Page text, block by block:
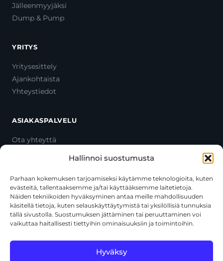
Hallinnoi suostumusta
Parhaan kokemuksen tarjoamiseksi käytämme teknologioita, kuten
evästeitä, tallentaaksemme ja/tai käyttääksemme laitetietoja.
Näiden tekniikoiden hyväksyminen antaa meille mahdollisuuden
käsitellä tietoja, kuten selauskäyttäytymistä tai yksilöllisiä tunnuksia
tällä sivustolla. Suostumuksen jättäminen tai peruuttaminen voi
vaikuttaa haitallisesti tiettyihin ominaisuuksiin ja toimintoihin.
Hyväksy
Jälleenmyyjäksi
Dump & Pump
YRITYS
Yritysesittely
Ajankohtaista
Yhteystiedot
ASIAKASPALVELU
Ota yhteyttä
Toimitustavat
Usein kysytyt kysymykset
+358 44 270 3795
asiakaspalvelu@toolcat.fi
käyttöehtoja.